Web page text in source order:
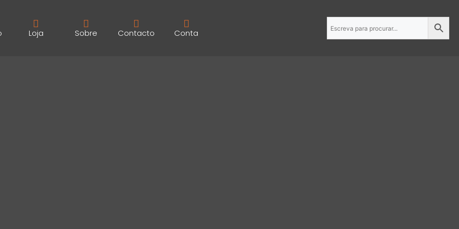
Loja Sobre Contacto Conta